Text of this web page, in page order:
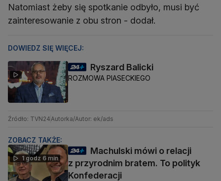
Natomiast żeby się spotkanie odbyło, musi być
zainteresowanie z obu stron - dodał.
DOWIEDZ SIĘ WIĘCEJ:
Ryszard Balicki
ROZMOWA PIASECKIEGO
Źródło: TVN24 Autorka/Autor: ek/ads
ZOBACZ TAKŻE:
1 godz 6 min
Machulski mówi o relacji
z przyrodnim bratem. To polityk
Konfederacji